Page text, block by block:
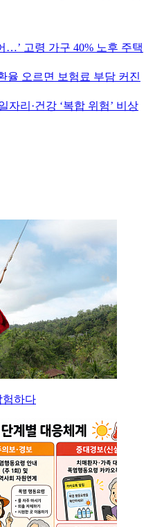
…’ 고령 가구 40% 노후 주택
율 오르면 보험료 부담 커진
자리·건강 ‘복합 위험’ 비상
험하다